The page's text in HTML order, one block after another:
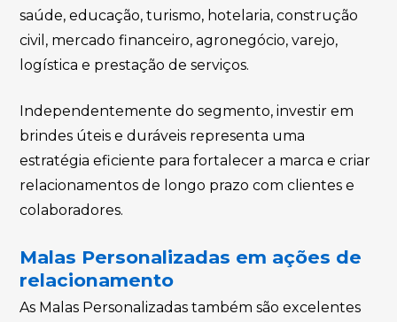
saúde, educação, turismo, hotelaria, construção
civil, mercado financeiro, agronegócio, varejo,
logística e prestação de serviços.
Independentemente do segmento, investir em
brindes úteis e duráveis representa uma
estratégia eficiente para fortalecer a marca e criar
relacionamentos de longo prazo com clientes e
colaboradores.
Malas Personalizadas em ações de
relacionamento
As Malas Personalizadas também são excelentes